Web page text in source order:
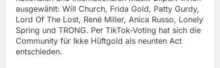
ausgewählt: Will Church, Frida Gold, Patty Gurdy,
Lord Of The Lost, René Miller, Anica Russo, Lonely
Spring und TRONG. Per TikTok-Voting hat sich die
Community für Ikke Hüftgold als neunten Act
entschieden.